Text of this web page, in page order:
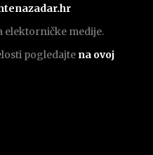
elektorničke medije.
pogledajte na ovoj